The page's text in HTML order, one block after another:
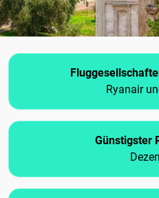
Ryanair
Günstigster